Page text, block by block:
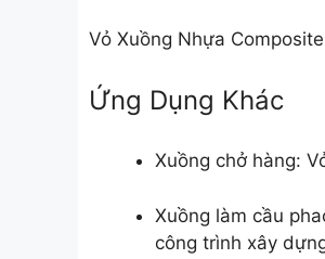
Vỏ Xuồng Nhựa Composite
Ứng Dụng Khác
Xuồng chở hàng:
Xuồng làm cầu
công trình xây